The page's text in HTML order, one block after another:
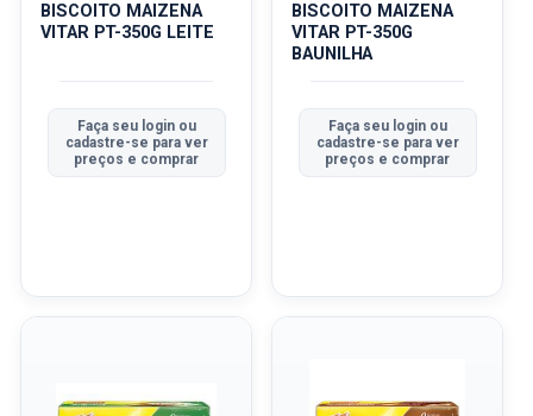
BISCOITO MAIZENA
VITAR PT-350G LEITE
Faça seu login ou
cadastre-se para ver
preços e comprar
BISCOITO MAIZENA
VITAR PT-350G
BAUNILHA
Faça seu login ou
cadastre-se para ver
preços e comprar